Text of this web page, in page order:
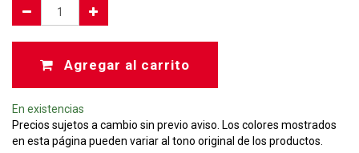
Agregar al carrito
En existencias
Precios sujetos a cambio sin previo aviso. Los colores mostrados
en esta página pueden variar al tono original de los productos.